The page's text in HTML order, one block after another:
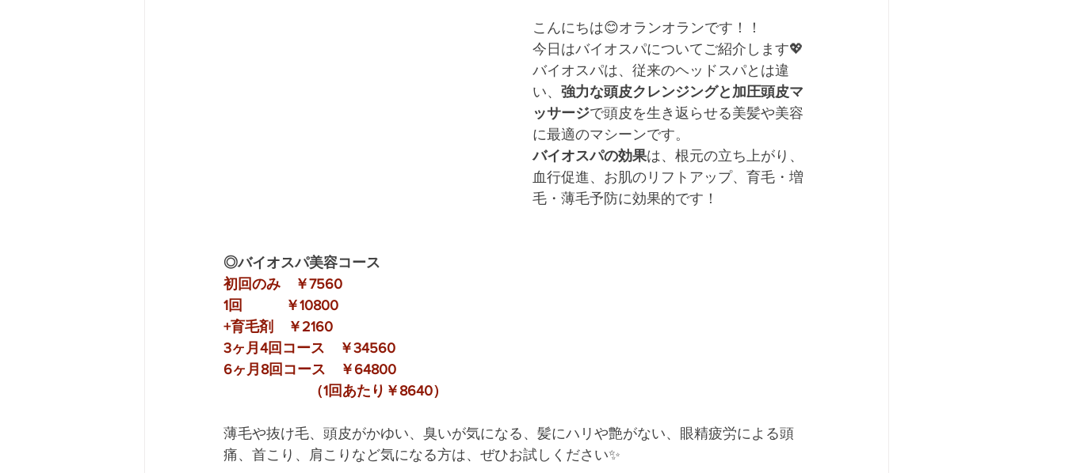
こんにちは😊オランオランです！！
今日はバイオスパについてご紹介します💖
バイオスパは、従来のヘッドスパとは違
い、 強力な頭皮クレンジングと加圧頭皮マ
ッサージで頭皮を生き返らせる美髪や美容
に最適のマシーンです。
バイオスパの効果は、根元の立ち上がり、
血行促進、お肌のリフトアップ、育毛・増
毛・薄毛予防に効果的です！
◎バイオスパ美容コース
初回のみ　￥7560
1回　　　￥10800
+育毛剤　￥2160
3ヶ月4回コース　￥34560
6ヶ月8回コース　￥64800
（1回あたり￥8640）
薄毛や抜け毛、頭皮がかゆい、臭いが気になる、髪にハリや艶がない、眼精疲労による頭
痛、首こり、肩こりなど気になる方は、ぜひお試しください✨